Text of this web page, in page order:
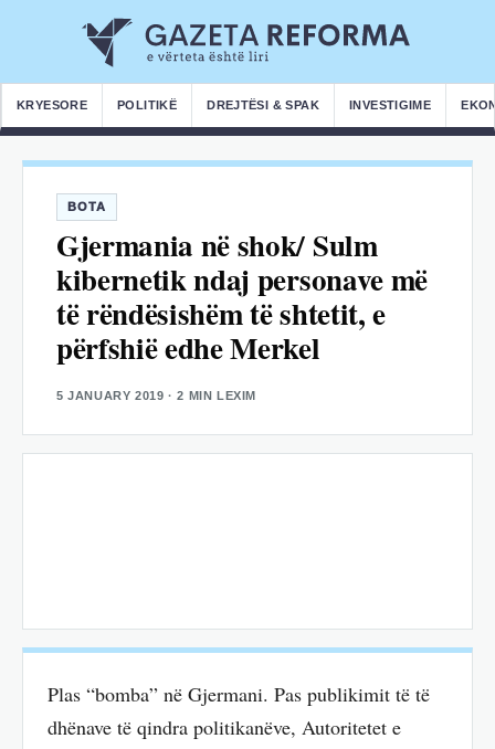
KRYESORE POLITIKË DREJTËSI & SPAK INVESTIGIME
BOTA
Gjermania në shok/ Sulm
kibernetik ndaj personave më
të rëndësishëm të shtetit, e
përfshië edhe Merkel
5 JANUARY 2019 · 2 MIN LEXIM
Plas “bomba” në Gjermani. Pas publikimit të të
dhënave të qindra politikanëve, Autoritetet e